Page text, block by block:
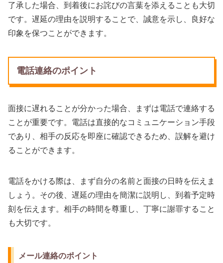
了承した場合、到着後にお詫びの言葉を添えることも大切
です。遅延の理由を説明することで、誠意を示し、良好な
印象を保つことができます。
電話連絡のポイント
面接に遅れることが分かった場合、まずは電話で連絡する
ことが重要です。電話は直接的なコミュニケーション手段
であり、相手の反応を即座に確認できるため、誤解を避け
ることができます。
電話をかける際は、まず自分の名前と面接の日時を伝えま
しょう。その後、遅延の理由を簡潔に説明し、到着予定時
刻を伝えます。相手の時間を尊重し、丁寧に謝罪すること
も大切です。
メール連絡のポイント